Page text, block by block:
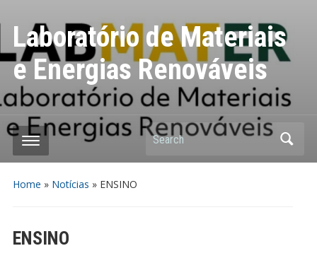
Laboratório de Materiais
e Energias Renováveis
Search
Home » Notícias » ENSINO
ENSINO